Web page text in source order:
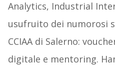
Analytics, Industrial
usufruito dei numorosi
CCIAA di Salerno:
digitale e mentoring.